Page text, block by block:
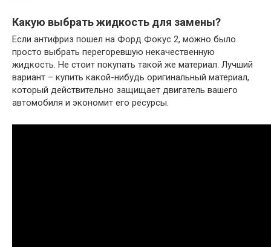
Какую выбрать жидкость для замены?
Если антифриз пошел на Форд Фокус 2, можно было
просто выбрать перегоревшую некачественную
жидкость. Не стоит покупать такой же материал. Лучший
вариант – купить какой-нибудь оригинальный материал,
который действительно защищает двигатель вашего
автомобиля и экономит его ресурсы.